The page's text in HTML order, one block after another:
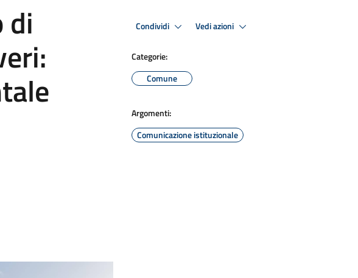
di Condividi Vedi azioni
Categorie:
Comune
Argomenti:
Comunicazione istituzionale